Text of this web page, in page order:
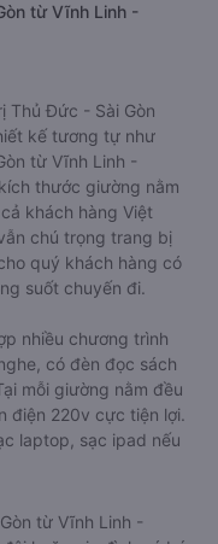
từ Vĩnh Linh -
Thủ Đức - Sài Gòn
kế tương tự như
từ Vĩnh Linh -
thước giường nằm
khách hàng Việt
chú trọng trang bị
quý khách hàng có
suốt chuyến đi.
nhiều chương trình
có đèn đọc sách
mỗi giường nằm đều
điện 220v cực tiện lợi.
laptop, sạc ipad nếu
từ Vĩnh Linh -